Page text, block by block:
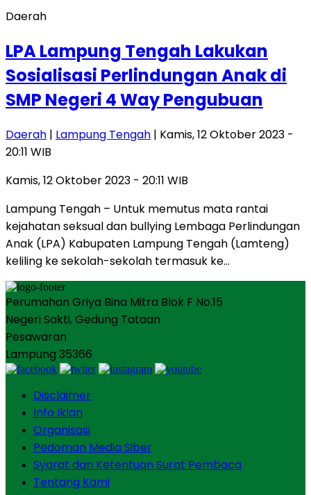
Daerah
LPA Lampung Tengah Lakukan
Sosialisasi Perlindungan Anak di
SMP Negeri 4 Way Pengubuan
Daerah | Lampung Tengah | Kamis, 12 Oktober 2023 -
20:11 WIB
Kamis, 12 Oktober 2023 - 20:11 WIB
Lampung Tengah – Untuk memutus mata rantai
kejahatan seksual dan bullying Lembaga Perlindungan
Anak (LPA) Kabupaten Lampung Tengah (Lamteng)
keliling ke sekolah-sekolah termasuk ke…
Perumahan Griya Bina Mitra Blok F No.15
Negeri Sakti, Gedung Tataan
Pesawaran
Lampung 35366
Disclaimer
Info Iklan
Organisasi
Pedoman Media Siber
Syarat dan Ketentuan Surat Pembaca
Tentang Kami